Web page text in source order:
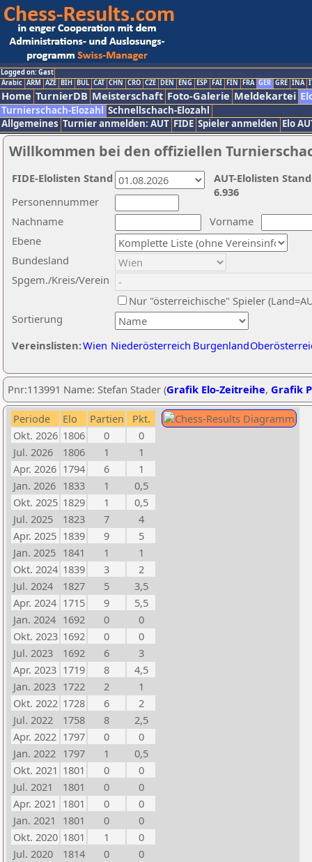
Logged on: Gast
Arabic ARM AZE BIH BUL CAT CHN CRO CZE DEN ENG ESP FAI FIN FRA GER GRE INA
Home TurnierDB Meisterschaft Foto-Galerie Meldekartei
Turnierschach-Elozahl Schnellschach-Elozahl
Allgemeines Turnier anmelden: AUT FIDE Spieler anmelden Elo
Willkommen bei den offiziellen
Nachname
Vorname
Ebene
Sortierung
Personennummer
Bundesland
Spgem./Kreis/Verein
Nur "österreichische" Spieler
Vereinslisten:Wien Niederösterreich Burgenland
AUT-Elolisten
6.936
FIDE-Elolisten Stand
Pnr:113991 Name: Stefan Stader (Grafik Elo-Zeitreihe, Grafik
Periode Elo Partien
Pkt.
Okt. 2026 1806 0
0
Jul. 2026
1806 1
1
Apr. 2026 1794 6
1
Jan. 2026 1833 1
0,5
Okt. 2025 1829 1
0,5
Jul. 2025
1823 7
4
Apr. 2025 1839 9
5
Jan. 2025 1841 1
1
Okt. 2024 1839 3
2
Jul. 2024
1827 5
3,5
Apr. 2024 1715 9
5,5
Jan. 2024 1692 0
0
Okt. 2023 1692 0
0
Jul. 2023
1692 6
3
Apr. 2023 1719 8
4,5
Jan. 2023 1722 2
1
Okt. 2022 1728 6
2
Jul. 2022
1758 8
2,5
Apr. 2022 1797 0
0
Jan. 2022 1797 1
0,5
Okt. 2021 1801 0
0
Jul. 2021
1801 0
0
Apr. 2021 1801 0
0
Jan. 2021
1801 0
0
Okt. 2020 1801 1
0
Jul. 2020
1814 0
0